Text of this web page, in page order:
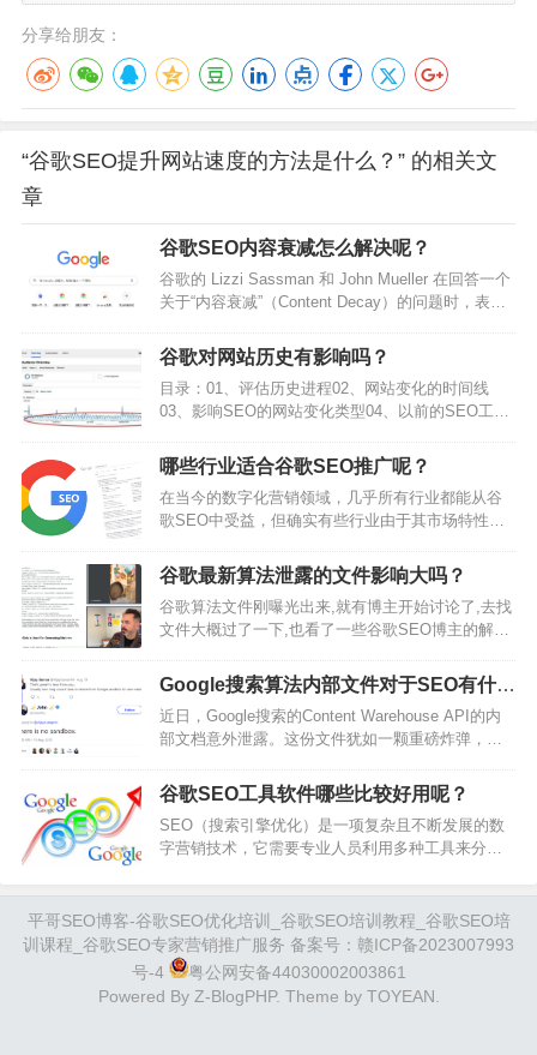
分享给朋友：
“谷歌SEO提升网站速度的方法是什么？” 的相关文
章
谷歌SEO内容衰减怎么解决呢？
谷歌的 Lizzi Sassman 和 John Mueller 在回答一个
关于“内容衰减”（Content Decay）的问题时，表示
原来这是有原因的：内容衰减只是一个新名称，目
的是让老问题看起来像新问题。Googlers 从未听说
过内容衰减谷歌技术作家 Lizzi Sassman 在谷歌搜
索“记录之外”播客开头说，他们正在讨论“内容衰减”
（Conte…
谷歌对网站历史有影响吗？
目录：01、评估历史进程02、网站变化的时间线
03、影响SEO的网站变化类型04、以前的SEO工作
的结果可能并非容易之事，一部分原因是因为各个
活动部分数量太多，另一部分原因是在网站上做改
变和在自然搜索结果中曝光之前可能相隔数月。这
个难题只会增加衡量进步以及对结果负责的重要
性。谷歌seo优化技巧这一节会研究如何衡量你SEO
的结果。2、网站变化的时间线…
哪些行业适合谷歌SEO推广呢？
在当今的数字化营销领域，几乎所有行业都能从谷
歌SEO中受益，但确实有些行业由于其市场特性和
回报。通常来说B2B行业大都是比较适合谷歌
SEO。因为B2B行业通常单价比较高，或者一单数
量很多，总体来说成交一单的价值很高。一年可能
只要成交一两单就可以收回谷歌SEO的投资回报。
而且B2B成交周期比较长，客户比较有耐心。更适
合投资谷歌SEO这种需要较长时间才能看…
谷歌最新算法泄露的文件影响大吗？
谷歌算法文件刚曝光出来,就有博主开始讨论了,去找
文件大概过了一下,也看了一些谷歌SEO博主的解读.
很多理论,其实老早就有网上SEO爱好者们测试并得
出结论过,这次只是从内部文件里验证了而已.国外
SEO大咖们虽然都在讨论,但大多数都反应平淡。搬
一下国外SEO从业者整理的内容:1)链接多样性和相
关性：链接多样性和相关性仍然是关键因素。…
Google搜索算法内部文件对于SEO有什么
参考意义？
近日，Google搜索的Content Warehouse API的内
部文档意外泄露。这份文件犹如一颗重磅炸弹，在
索内容存储的当前活动架构，详细描述了数千个特
征和模块，以及内容、链接和用户交互数据的存储
方式，为我们理解Google搜索算法的内部运作机制
提供了前所未有的机会。在数以万计的参数中，以
谷歌SEO工具软件哪些比较好用呢？
SEO（搜索引擎优化）是一项复杂且不断发展的数
字营销技术，它需要专业人员利用多种工具来分
果页面上获得更高的排名。以下是一些广泛使用的
SEO工具软件：Google Analytics：这个工具提供网
站访客的数量、身份和来源等详细信息，是分析网
站流量和用户行为的重要工具。Ahrefs：Ahrefs是业
界领先的外链…
平哥SEO博客-谷歌SEO优化培训_谷歌SEO培训教程_谷歌SEO培
训课程_谷歌SEO专家营销推广服务 备案号： 赣ICP备2023007993
号-4
粤公网安备44030002003861
Powered By Z-BlogPHP. Theme by TOYEAN